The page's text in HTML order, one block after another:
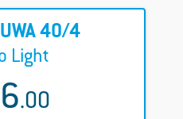
UWA 40/4
Light
.00